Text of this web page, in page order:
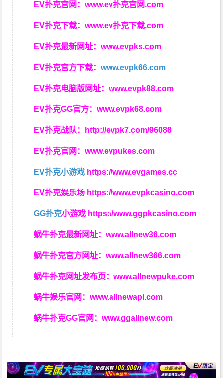
EV扑克官网：www.ev扑克官网.com
EV扑克下载：www.ev扑克下载.com
EV扑克最新网址：www.evpks.com
EV扑克官方下载：www.evpk66.com
EV扑克电脑版网址：www.evpk88.com
EV扑克GG官方：www.evpk68.com
EV扑克战队： http://evpk7.com/96088
EV扑克官网：www.evpukes.com
EV扑克小游戏 https://www.evgames.cc
EV扑克娱乐场 https://www.evpkcasino.com
GG扑克小游戏 https://www.ggpkcasino.com
蜗牛扑克最新网址：www.allnew36.com
蜗牛扑克官方网址：www.allnew366.com
蜗牛扑克网址发布页：www.allnewpuke.com
蜗牛娱乐官网：www.allnewapl.com
蜗牛扑克GG官网：www.ggallnew.com